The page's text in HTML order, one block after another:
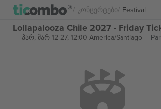
Კონცერტები Festival
Lollapalooza Chile 2027 - Friday
პარ, მარ 12 27, 12:00 America/Santiago